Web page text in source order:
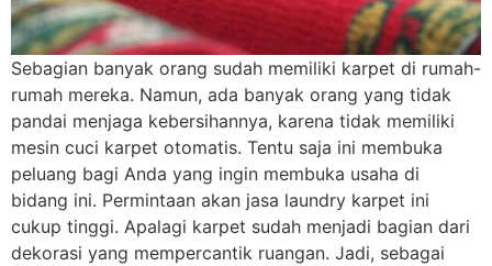
Sebagian banyak orang sudah memiliki karpet di rumah-
rumah mereka. Namun, ada banyak orang yang tidak
pandai menjaga kebersihannya, karena tidak memiliki
mesin cuci karpet otomatis. Tentu saja ini membuka
peluang bagi Anda yang ingin membuka usaha di
bidang ini. Permintaan akan jasa laundry karpet ini
cukup tinggi. Apalagi karpet sudah menjadi bagian dari
dekorasi yang mempercantik ruangan. Jadi, sebagai